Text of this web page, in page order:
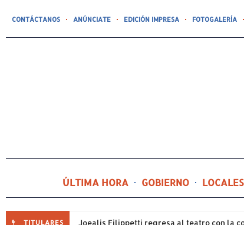
CONTÁCTANOS ANÚNCIATE EDICIÓN IMPRESA FOTOGALERÍA
ÚLTIMA HORA GOBIERNO LOCALES
TITULARES